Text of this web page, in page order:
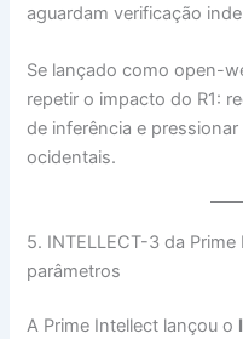
aguardam verificação
Se lançado como open-
repetir o impacto do R1:
de inferência e
ocidentais.
5. INTELLECT-3 da
parâmetros
A Prime Intellect lançou o